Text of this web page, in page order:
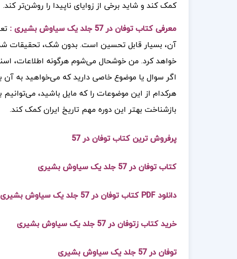
کمک کند و شاید برخی از زوایای ناپیدا را روشن‌تر کند.
معرفی کتاب توفان در 57 جلد یک سیاوش بشیری :
آن، بسیار قابل تحسین است. بدون شک، تحقیقات
خواهد کرد. من خوشحال می‌شوم هرگونه اطلاعات،
اگر سوال یا موضوع خاصی دارید که می‌خواهید به آن
هرکدام از این موضوعات را که مایل باشید،
بازشناخت بهتر این دوره مهم تاریخ ایران کمک کند.
پرفروش ترین کتاب توفان در 57
کتابتوفان در 57 جلد یک سیاوش بشیری
دانلود PDF کتاب توفان در 57 جلد یک سیاوش بشیری
خرید کتاب زتوفان در 57 جلد یک سیاوش بشیری
توفان در 57 جلد یک سیاوش بشیری